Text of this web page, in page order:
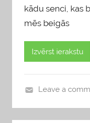
kādu senci, kas
mēs beigās
Izvērst ierakstu
Leave a